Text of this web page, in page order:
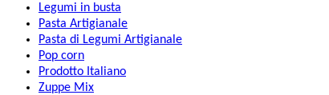
Legumi in busta
Pasta Artigianale
Pasta di Legumi Artigianale
Pop corn
Prodotto Italiano
Zuppe Mix